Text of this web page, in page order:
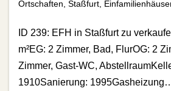
Ortschaften Staßfurt
ID 239: EFH in Staßfurt zu
m²EG: 2 Zimmer, Bad, FlurOG: 2
Zimmer, Gast-WC,
1910Sanierung: